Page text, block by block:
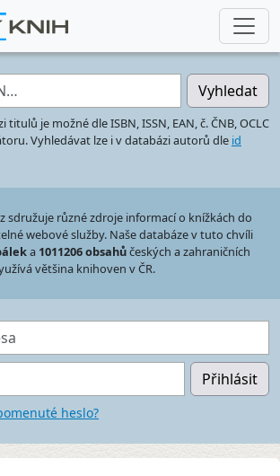
Vyhledat
je možné dle ISBN, ISSN, EAN, č. ČNB, OCLC
Vyhledávat lze i v databázi autorů dle id
sdružuje různé zdroje informací o knížkách do
webové služby. Naše databáze v tuto chvíli
a 1011206 obsahůčeských a zahraničních
většina knihoven v ČR.
Přihlásit
heslo?